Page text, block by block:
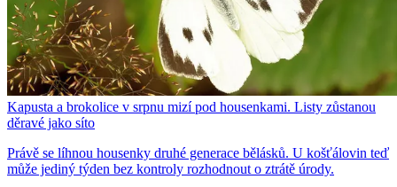
Kapusta a brokolice v srpnu mizí pod housenkami. Listy zůstanou
děravé jako síto
Právě se líhnou housenky druhé generace bělásků. U košťálovin teď
může jediný týden bez kontroly rozhodnout o ztrátě úrody.